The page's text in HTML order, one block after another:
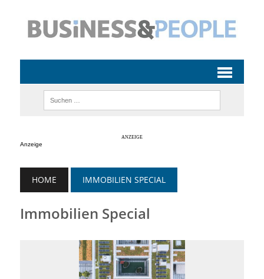
Anzeige
HOME IMMOBILIEN SPECIAL
Immobilien Special